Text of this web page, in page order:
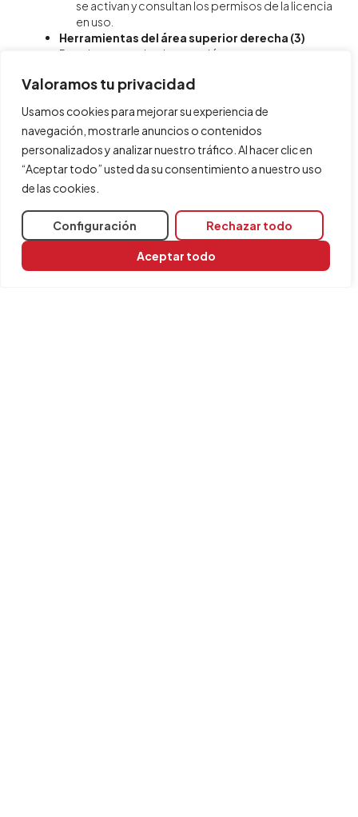
Valoramos tu privacidad
Usamos cookies para mejorar su experiencia de
navegación, mostrarle anuncios o contenidos
personalizados y analizar nuestro tráfico. Al hacer clic en
“Aceptar todo” usted da su consentimiento a nuestro uso
de las cookies.
Configuración Rechazar todo
Aceptar todo
se activan y consultan los permisos de la licencia
en uso.
Herramientas del área superior derecha (3)
Permiten consultar la conexión con
Menú "Ayuda"(4)
ayuda.